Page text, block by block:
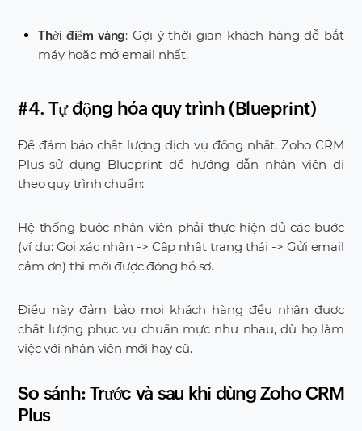
Thời điểm vàng: Gợi ý thời gian khách hàng dễ bắt
máy hoặc mở email nhất.
#4. Tự động hóa quy trình (Blueprint)
Để đảm bảo chất lượng dịch vụ đồng nhất, Zoho CRM
Plus sử dụng Blueprint để hướng dẫn nhân viên đi
theo quy trình chuẩn:
Hệ thống buộc nhân viên phải thực hiện đủ các bước
(ví dụ: Gọi xác nhận -> Cập nhật trạng thái -> Gửi email
cảm ơn) thì mới được đóng hồ sơ.
Điều này đảm bảo mọi khách hàng đều nhận được
chất lượng phục vụ chuẩn mực như nhau, dù họ làm
việc với nhân viên mới hay cũ.
So sánh: Trước và sau khi dùng Zoho CRM
Plus